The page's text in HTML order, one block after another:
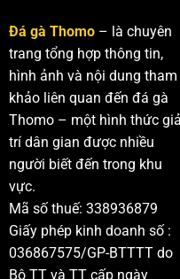
Đá gà Thomo– là chuyên
trang tổng hợp thông tin,
hình ảnh và nội dung tham
khảo liên quan đến đá gà
Thomo – một hình thức
trí dân gian được nhiều
người biết đến trong khu
vực.
Mã số thuế: 338936879
Giấy phép kinh doanh số :
036867575/GP-BTTTT do
Bộ TT và TT cấp ngày